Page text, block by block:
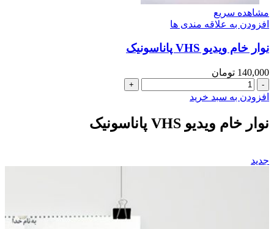
مشاهده سریع
افزودن به علاقه مندی ها
نوار خام ویدیو VHS پاناسونیک
140,000 تومان
نوار
خام
VHS
پاناسونیک
افزودن به سبد خرید
نوار خام ویدیو VHS پاناسونیک
جدید